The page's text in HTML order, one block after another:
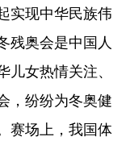
现中华民族伟
残奥会是中国人
女热情关注、
，纷纷为冬奥健
赛场上，我国体